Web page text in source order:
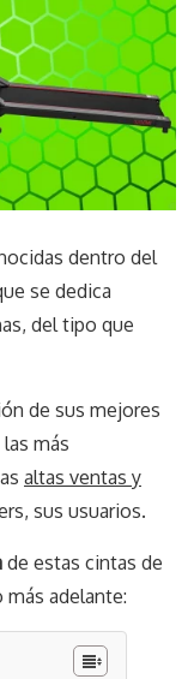
dentro del
se dedica
del tipo que
de sus mejores
más
altas ventas y
sus usuarios.
de estas cintas de
adelante: